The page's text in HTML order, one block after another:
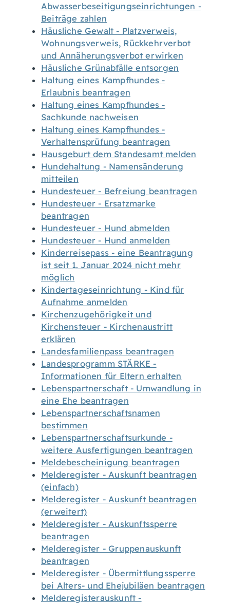
Abwasserbeseitigungseinrichtungen -
Beiträge zahlen
Häusliche Gewalt - Platzverweis,
Wohnungsverweis, Rückkehrverbot
und Annäherungsverbot erwirken
Häusliche Grünabfälle entsorgen
Haltung eines Kampfhundes -
Erlaubnis beantragen
Haltung eines Kampfhundes -
Sachkunde nachweisen
Haltung eines Kampfhundes -
Verhaltensprüfung beantragen
Hausgeburt dem Standesamt melden
Hundehaltung - Namensänderung
mitteilen
Hundesteuer - Befreiung beantragen
Hundesteuer - Ersatzmarke
beantragen
Hundesteuer - Hund abmelden
Hundesteuer - Hund anmelden
Kinderreisepass - eine Beantragung
ist seit 1. Januar 2024 nicht mehr
möglich
Kindertageseinrichtung - Kind für
Aufnahme anmelden
Kirchenzugehörigkeit und
Kirchensteuer - Kirchenaustritt
erklären
Landesfamilienpass beantragen
Landesprogramm STÄRKE -
Informationen für Eltern erhalten
Lebenspartnerschaft - Umwandlung in
eine Ehe beantragen
Lebenspartnerschaftsnamen
bestimmen
Lebenspartnerschaftsurkunde -
weitere Ausfertigungen beantragen
Meldebescheinigung beantragen
Melderegister - Auskunft beantragen
(einfach)
Melderegister - Auskunft beantragen
(erweitert)
Melderegister - Auskunftssperre
beantragen
Melderegister - Gruppenauskunft
beantragen
Melderegister - Übermittlungssperre
bei Alters- und Ehejubiläen beantragen
Melderegisterauskunft -